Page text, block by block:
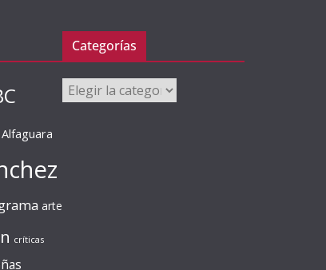
Alfaguara
arte
críticas
Categorías
Categorías